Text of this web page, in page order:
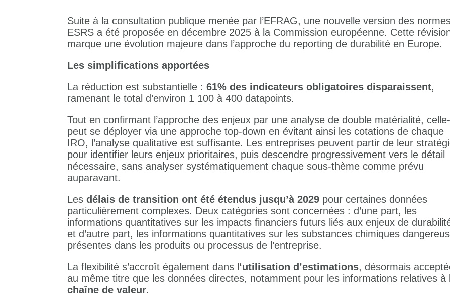
Suite à la consultation publique menée par l’EFRAG, une nouvelle version des
ESRS a été proposée en décembre 2025 à la Commission européenne. Cette
marque une évolution majeure dans l’approche du reporting de durabilité en Europe.
Les simplifications apportées
La réduction est substantielle :61% des indicateurs obligatoires disparaissent,
ramenant le total d’environ 1 100 à 400 datapoints.
Tout en confirmant l’approche des enjeux par une analyse de double matérialité,
peut se déployer via une approche top-down en évitant ainsi les cotations de chaque
IRO, l’analyse qualitative est suffisante. Les entreprises peuvent partir de leur
pour identifier leurs enjeux prioritaires, puis descendre progressivement vers le détail
nécessaire, sans analyser systématiquement chaque sous-thème comme prévu
auparavant.
Lesdélais de transition ont été étendus jusqu’à 2029 pour certaines données
particulièrement complexes. Deux catégories sont concernées : d’une part, les
informations quantitatives sur les impacts financiers futurs liés aux enjeux de
et d’autre part, les informations quantitatives sur les substances chimiques
présentes dans les produits ou processus de l’entreprise.
La flexibilité s’accroît également dans l‘utilisation d’estimations, désormais
au même titre que les données directes, notamment pour les informations relatives à
chaîne de valeur.